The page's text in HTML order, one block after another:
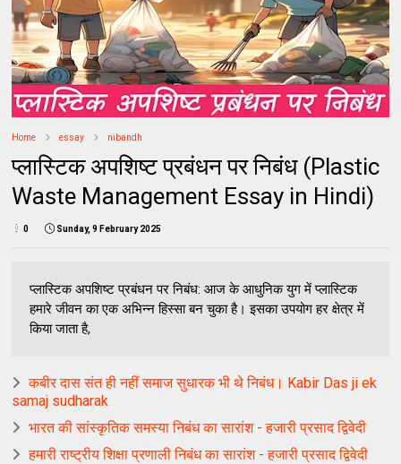
Home essay nibandh
प्लास्टिक अपशिष्ट प्रबंधन पर निबंध (Plastic
Waste Management Essay in Hindi)
0 Sunday, 9 February 2025
प्लास्टिक अपशिष्ट प्रबंधन पर निबंध: आज के आधुनिक युग में प्लास्टिक
हमारे जीवन का एक अभिन्न हिस्सा बन चुका है। इसका उपयोग हर क्षेत्र में
किया जाता है,
कबीर दास संत ही नहीं समाज सुधारक भी थे निबंध। Kabir Das ji ek
samaj sudharak
भारत की सांस्कृतिक समस्या निबंध का सारांश - हजारी प्रसाद द्विवेदी
हमारी राष्ट्रीय शिक्षा प्रणाली निबंध का सारांश - हजारी प्रसाद द्विवेदी